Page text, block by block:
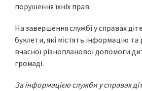
порушення їхніх прав.
На завершення службі у справах
буклети, які містять інформацію
вчасної різнопланової допомоги
громаді.
За інформацією служби у справах